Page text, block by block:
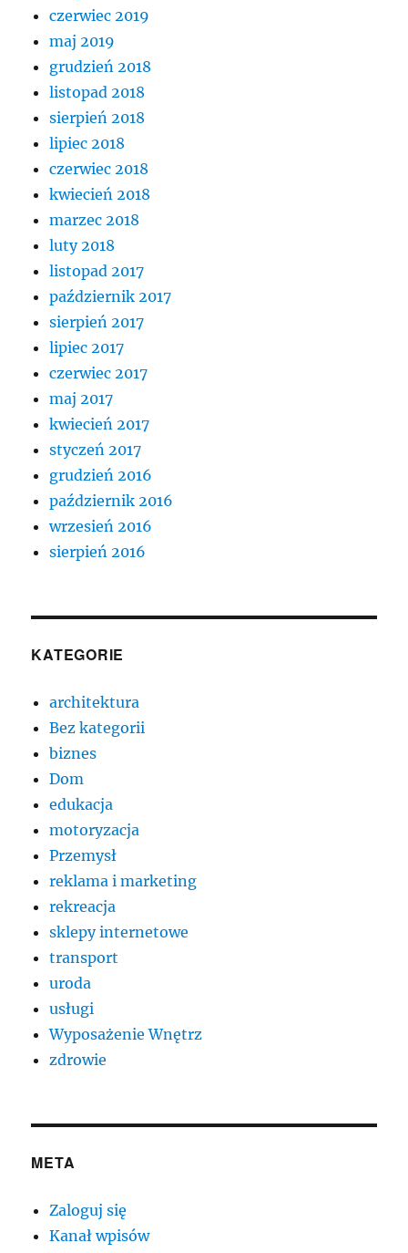
czerwiec 2019
maj 2019
grudzień 2018
listopad 2018
sierpień 2018
lipiec 2018
czerwiec 2018
kwiecień 2018
marzec 2018
luty 2018
listopad 2017
październik 2017
sierpień 2017
lipiec 2017
czerwiec 2017
maj 2017
kwiecień 2017
styczeń 2017
grudzień 2016
październik 2016
wrzesień 2016
sierpień 2016
KATEGORIE
architektura
Bez kategorii
biznes
Dom
edukacja
motoryzacja
Przemysł
reklama i marketing
rekreacja
sklepy internetowe
transport
uroda
usługi
Wyposażenie Wnętrz
zdrowie
META
Zaloguj się
Kanał wpisów